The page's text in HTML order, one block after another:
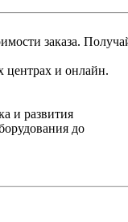
заказа.
и онлайн.
и развития
до